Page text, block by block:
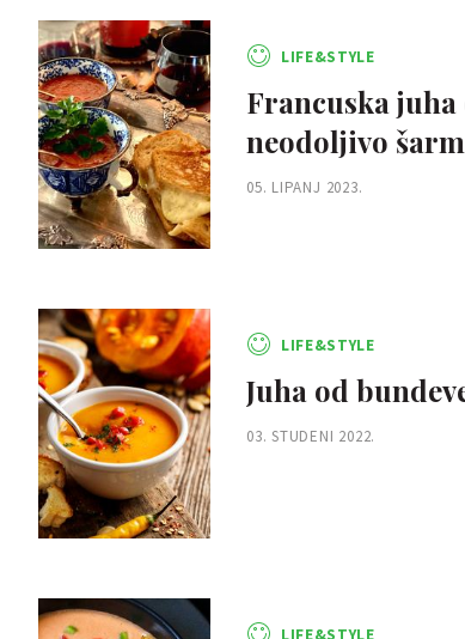
LIFE&STYLE
Francuska juha
neodoljivo
05. LIPANJ 2023.
LIFE&STYLE
Juha od
03. STUDENI 2022.
LIFE&STYLE